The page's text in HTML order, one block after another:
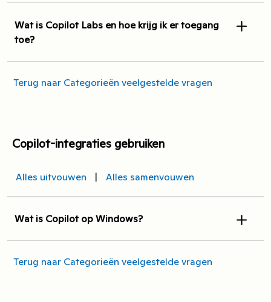
Wat is Copilot Labs en hoe krijg ik er toegang
toe?
Terug naar Categorieën veelgestelde vragen
Copilot-integraties gebruiken
Alles uitvouwen | Alles samenvouwen
Wat is Copilot op Windows?
Terug naar Categorieën veelgestelde vragen